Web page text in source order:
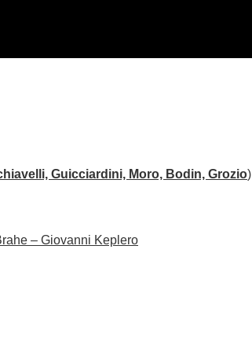
Guicciardini, Moro, Bodin, Grozio)
– Giovanni Keplero